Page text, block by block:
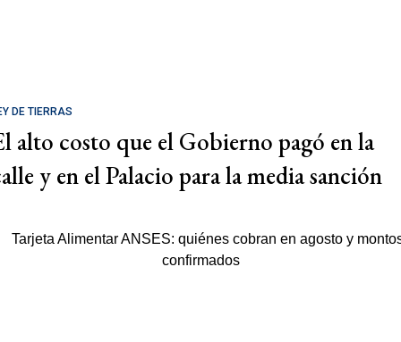
DE TIERRAS
alto costo que el Gobierno pagó en la
y en el Palacio para la media sanción